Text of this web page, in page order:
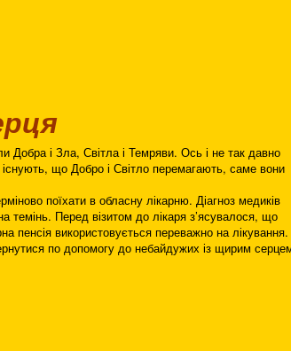
Добра і Зла, Світла і Темряви. Ось і не так давно
існують, що Добро і Світло перемагають, саме вони
поїхати в обласну лікарню. Діагноз медиків
темінь. Перед візитом до лікаря з’ясувалося, що
використовується переважно на лікування.
по допомогу до небайдужих із щирим